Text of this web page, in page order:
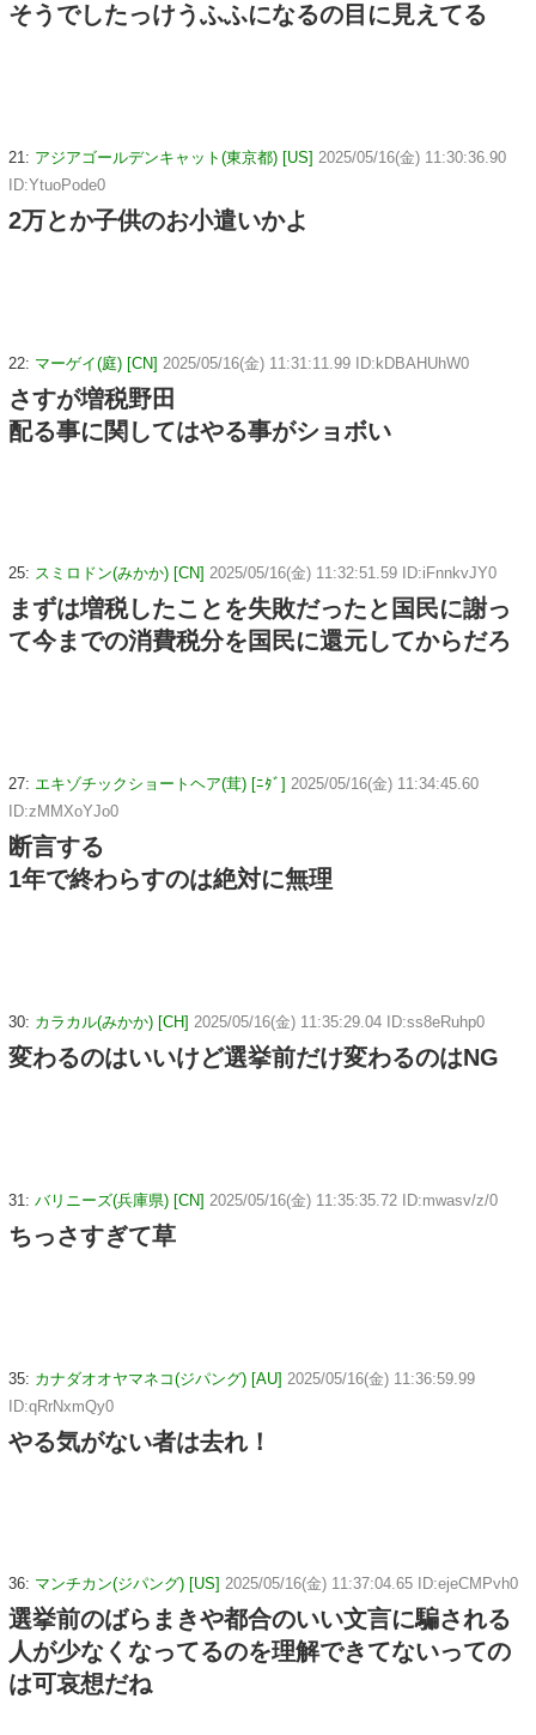
そうでしたっけうふふになるの目に見えてる
21: アジアゴールデンキャット(東京都) [US] 2025/05/16(金) 11:30:36.90
ID:YtuoPode0
2万とか子供のお小遣いかよ
22: マーゲイ(庭) [CN] 2025/05/16(金) 11:31:11.99 ID:kDBAHUhW0
さすが増税野田
配る事に関してはやる事がショボい
25: スミロドン(みかか) [CN] 2025/05/16(金) 11:32:51.59 ID:iFnnkvJY0
まずは増税したことを失敗だったと国民に謝っ
て今までの消費税分を国民に還元してからだろ
27: エキゾチックショートヘア(茸) [ﾆﾀﾞ] 2025/05/16(金) 11:34:45.60
ID:zMMXoYJo0
断言する
1年で終わらすのは絶対に無理
30: カラカル(みかか) [CH] 2025/05/16(金) 11:35:29.04 ID:ss8eRuhp0
変わるのはいいけど選挙前だけ変わるのはNG
31: バリニーズ(兵庫県) [CN] 2025/05/16(金) 11:35:35.72 ID:mwasv/z/0
ちっさすぎて草
35: カナダオオヤマネコ(ジパング) [AU] 2025/05/16(金) 11:36:59.99
ID:qRrNxmQy0
やる気がない者は去れ！
36: マンチカン(ジパング) [US] 2025/05/16(金) 11:37:04.65 ID:ejeCMPvh0
選挙前のばらまきや都合のいい文言に騙される
人が少なくなってるのを理解できてないっての
は可哀想だね